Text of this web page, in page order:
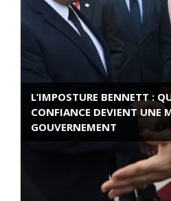
L’IMPOSTURE BENNETT :
CONFIANCE DEVIENT UNE
GOUVERNEMENT
ROSE VALLAND, HEROÏNE